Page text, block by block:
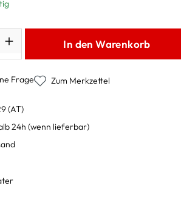
In den Warenkorb
Frage Zum Merkzettel
(AT)
24h (wenn lieferbar)